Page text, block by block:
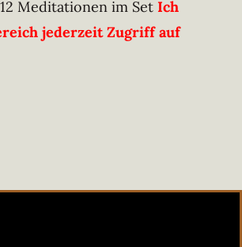
12 Meditationen im Set Ich
jederzeit Zugriff auf